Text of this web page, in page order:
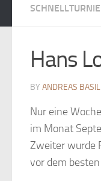
Hans
BY ANDREAS
Nur eine
im Monat
Zweiter wurde
vor dem